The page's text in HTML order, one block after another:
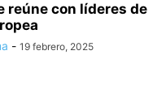
reúne con líderes de
- 19 febrero, 2025